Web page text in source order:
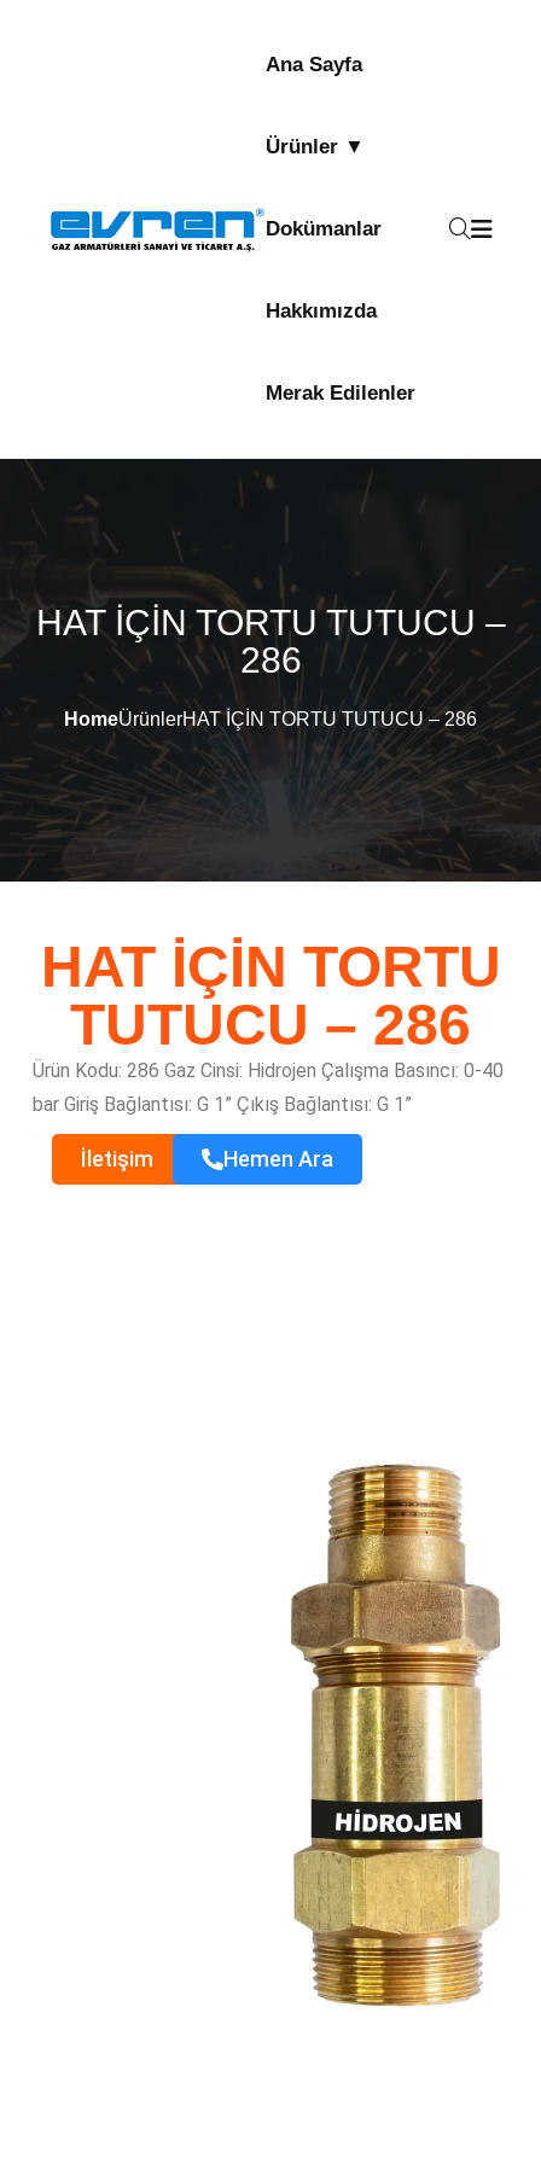
Ana Sayfa
Ürünler ▼
Dokümanlar
Hakkımızda
Merak Edilenler
HAT İÇİN TORTU TUTUCU –
286
HomeÜrünlerHAT İÇİN TORTU TUTUCU – 286
HAT İÇİN TORTU
TUTUCU – 286
Ürün Kodu: 286 Gaz Cinsi: Hidrojen Çalışma Basıncı: 0-40
barGiriş Bağlantısı: G 1” Çıkış Bağlantısı: G 1”
İletişim Hemen Ara